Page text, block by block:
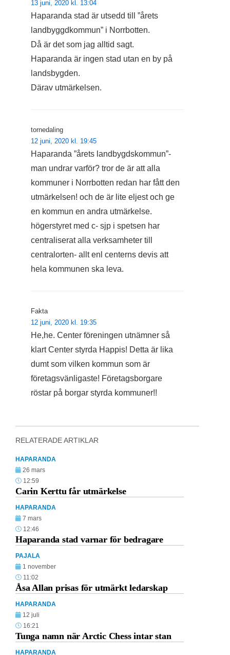
13 juni, 2020 kl. 13:04
Haparanda stad är utsedd till ”årets
landbyggdkommun” i Norrbotten.
Då är det som jag alltid sagt.
Haparanda är ingen stad utan en by på
landsbygden.
Därav utmärkelsen.
tornedaling
12 juni, 2020 kl. 19:45
Haparanda ”årets landbygdskommun”-
man undrar varför? tror de är att alla
kommuner i Norrbotten redan har fått den
utmärkelsen! och de är lite eljest och ge
en kommun en andra utmärkelse.
högerstyret med c- sjp i spetsen har
centraliserat alla verksamheter till
centralorten- allt enl centerns devis att
hela kommunen ska leva.
Fakta
12 juni, 2020 kl. 19:35
He,he. Center föreningen utnämner så
klart Center styrda Happis! Detta är lika
dumt som vilken kommun som är
företagsvänligaste! Företagsborgare
röstar på borgar styrda kommuner!!
RELATERADE ARTIKLAR
HAPARANDA
26 mars
12:59
Carin Kerttu får utmärkelse
HAPARANDA
7 mars
12:46
Haparanda stad varnar för bedragare
PAJALA
1 november
11:02
Åsa Allan prisas för utmärkt ledarskap
HAPARANDA
12 juli
16:21
Tunga namn när Arctic Chess intar stan
HAPARANDA